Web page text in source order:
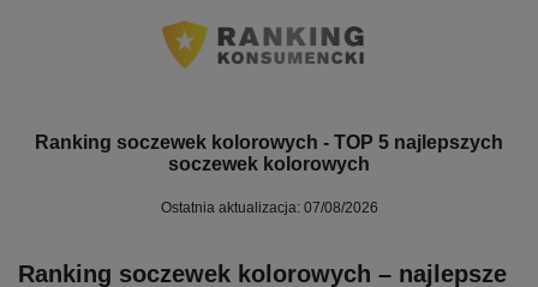
Ranking soczewek kolorowych - TOP 5 najlepszych
soczewek kolorowych
Ostatnia aktualizacja: 07/08/2026
Ranking soczewek kolorowych – najlepsze